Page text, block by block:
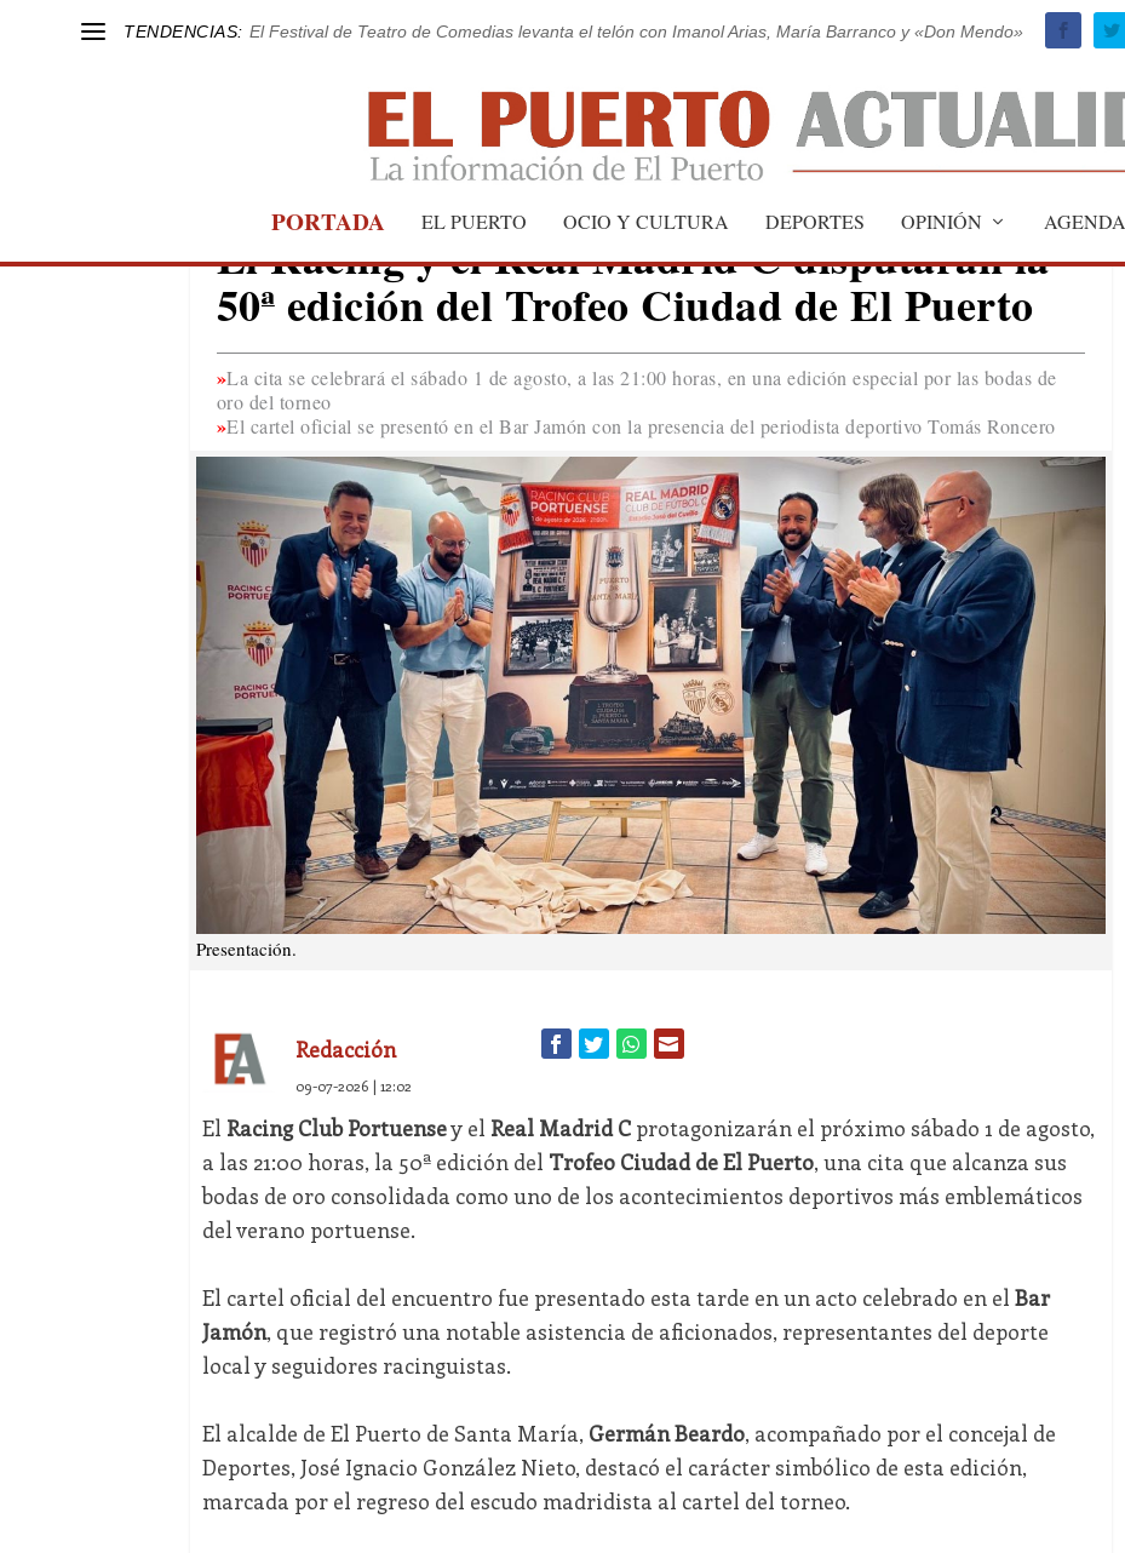
TENDENCIAS: El Festival de Teatro de Comedias levanta el telón con Imanol Arias, María Barranco y «Don Mendo»
PORTADA EL PUERTO OCIO Y CULTURA DEPORTES OPINIÓN AGENDA
EL PUERTO
El Racing y el Real Madrid C disputarán la
50ª edición del Trofeo Ciudad de El Puerto
La cita se celebrará el sábado 1 de agosto, a las 21:00 horas, en una edición especial por las bodas de
oro del torneo
El cartel oficial se presentó en el Bar Jamón con la presencia del periodista deportivo Tomás Roncero
Presentación.
Redacción
09-07-2026 | 12:02
El Racing Club Portuensey el Real Madrid Cprotagonizarán el próximo sábado 1 de agosto,
a las 21:00 horas, la 50ª edición del Trofeo Ciudad de El Puerto, una cita que alcanza sus
bodas de oro consolidada como uno de los acontecimientos deportivos más emblemáticos
del verano portuense.
El cartel oficial del encuentro fue presentado esta tarde en un acto celebrado en el Bar
Jamón, que registró una notable asistencia de aficionados, representantes del deporte
local y seguidores racinguistas.
El alcalde de El Puerto de Santa María, Germán Beardo, acompañado por el concejal de
Deportes, José Ignacio González Nieto, destacó el carácter simbólico de esta edición,
marcada por el regreso del escudo madridista al cartel del torneo.